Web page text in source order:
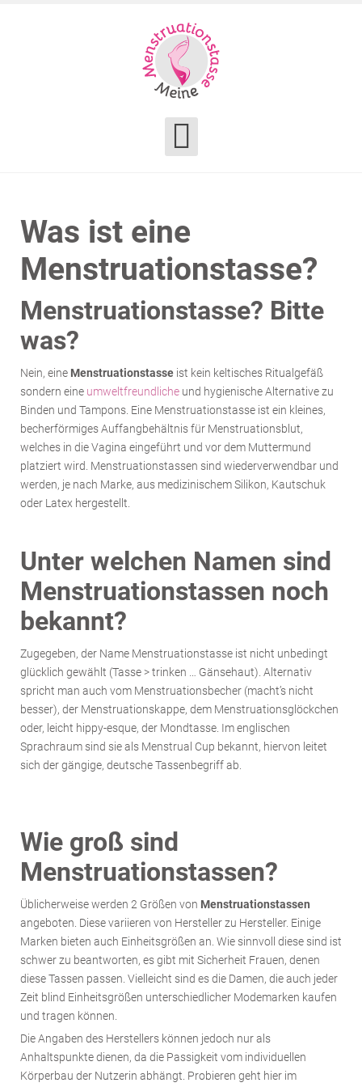
Was ist eine
Menstruationstasse?
Menstruationstasse? Bitte
was?
Nein, eine Menstruationstasse ist kein keltisches Ritualgefäß
sondern eine umweltfreundliche und hygienische Alternative zu
Binden und Tampons. Eine Menstruationstasse ist ein kleines,
becherförmiges Auffangbehältnis für Menstruationsblut,
welches in die Vagina eingeführt und vor dem Muttermund
platziert wird. Menstruationstassen sind wiederverwendbar und
werden, je nach Marke, aus medizinischem Silikon, Kautschuk
oder Latex hergestellt.
Unter welchen Namen sind
Menstruationstassen noch
bekannt?
Zugegeben, der Name Menstruationstasse ist nicht unbedingt
glücklich gewählt (Tasse > trinken … Gänsehaut). Alternativ
spricht man auch vom Menstruationsbecher (macht’s nicht
besser), der Menstruationskappe, dem Menstruationsglöckchen
oder, leicht hippy-esque, der Mondtasse. Im englischen
Sprachraum sind sie als Menstrual Cup bekannt, hiervon leitet
sich der gängige, deutsche Tassenbegriff ab.
Wie groß sind
Menstruationstassen?
Üblicherweise werden 2 Größen von Menstruationstassen
angeboten. Diese variieren von Hersteller zu Hersteller. Einige
Marken bieten auch Einheitsgrößen an. Wie sinnvoll diese sind ist
schwer zu beantworten, es gibt mit Sicherheit Frauen, denen
diese Tassen passen. Vielleicht sind es die Damen, die auch jeder
Zeit blind Einheitsgrößen unterschiedlicher Modemarken kaufen
und tragen können.
Die Angaben des Herstellers können jedoch nur als
Anhaltspunkte dienen, da die Passigkeit vom individuellen
Körperbau der Nutzerin abhängt. Probieren geht hier im